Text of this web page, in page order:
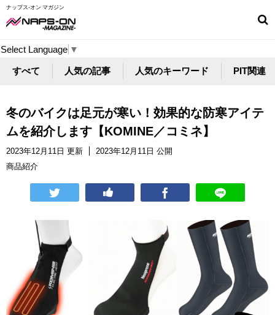
ナップス-オン マガジン
Select Language ▼
すべて 人気の記事 人気のキーワード PIT関連
冬のバイクは足元が寒い！効果的な防寒アイテ
ムを紹介します【KOMINE／コミネ】
2023年12月11日 更新
2023年12月11日 公開
商品紹介